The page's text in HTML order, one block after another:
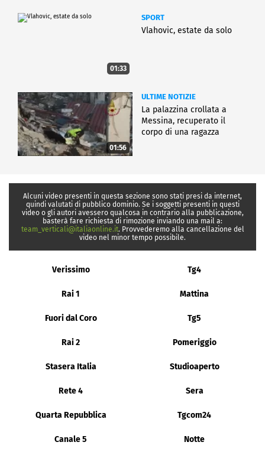
01:33
SPORT
Vlahovic, estate da solo
01:56
ULTIME NOTIZIE
La palazzina crollata a
Messina, recuperato il
corpo di una ragazza
Alcuni video presenti in questa sezione sono stati presi da internet,
quindi valutati di pubblico dominio. Se i soggetti presenti in questi
video o gli autori avessero qualcosa in contrario alla pubblicazione,
basterà fare richiesta di rimozione inviando una mail a:
team_verticali@italiaonline.it. Provvederemo alla cancellazione del
video nel minor tempo possibile.
Verissimo Tg4
Rai 1 Mattina
Fuori dal Coro Tg5
Rai 2 Pomeriggio
Stasera Italia Studioaperto
Rete 4 Sera
Quarta Repubblica Tgcom24
Canale 5 Notte